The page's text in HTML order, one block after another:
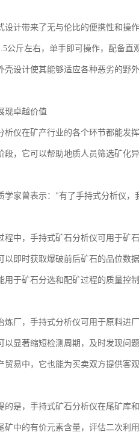
设计带来了无与伦比的便携性和操作
公斤左右，单手即可操作，配备直
壳设计使其能够适应各种恶劣的野
现卓越价值
析仪在矿产行业的各个环节都能发
段，它可以帮助地质人员筛选矿化
学家曾表示："有了手持式分析仪，
程中，手持式矿石分析仪可用于矿
以即时获取爆破前后矿石的品位数
用于矿石分选和配矿过程的质量控
炼厂，手持式分析仪可用于原料进
以显著缩短检测周期，及时发现问
贸易中，它也能为买卖双方提供客
的是，手持式矿石分析仪在尾矿库
矿中的有价元素含量，评估二次利